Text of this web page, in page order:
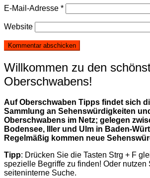
E-Mail-Adresse *
Website
Willkommen zu den
Oberschwabens!
Auf Oberschwaben Tipps findet sich
Sammlung an Sehenswürdigkeiten
Oberschwabens im Netz; gelegen
Bodensee, Iller und Ulm in Baden-
Regelmäßig kommen neue
Tipp: Drücken Sie die Tasten Strg + F
spezielle Begriffe zu finden! Oder nutzen
seiteninterne Suche.